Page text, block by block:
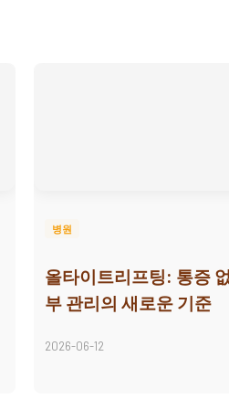
병원
올타이트리프팅: 통증
부 관리의 새로운 기준
2026-06-12